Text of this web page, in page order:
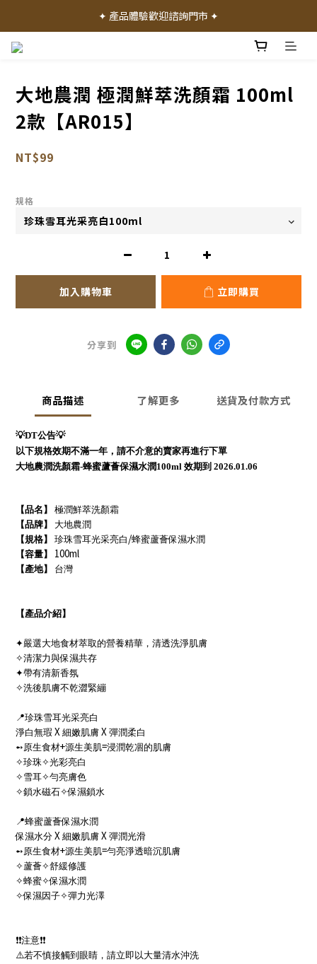
✦ 加入會員就送 50 元購物禮金 ✦
✦ 產品體驗歡迎諮詢門市 ✦
大地農潤 極潤鮮萃洗顏霜 100ml
2款【AR015】
NT$99
規格
加入購物車 立即購買
分享到
商品描述 了解更多 送貨及付款方式
💡DT公告💡
以下規格效期不滿一年，請不介意的賣家再進行下單
大地農潤洗顏霜-蜂蜜蘆薈保濕水潤100ml 效期到 2026.01.06
【品名】 極潤鮮萃洗顏霜
【品牌】 大地農潤
【規格】
珍珠雪耳光采亮白 /蜂蜜蘆薈保濕水潤
【容量】
100ml
【產地】 台灣
【產品介紹】
✦嚴選大地食材萃取的營養精華，清透洗淨肌膚
✧清潔力與保濕共存
✦帶有清新香氛
✧洗後肌膚不乾澀緊繃
📍珍珠雪耳光采亮白
淨白無瑕 X 細嫩肌膚 X 彈潤柔白
➻原生食材+源生美肌=浸潤乾凅的肌膚
✧珍珠✧光彩亮白
✧雪耳✧勻亮膚色
✧鎖水磁石✧保濕鎖水
📍蜂蜜蘆薈保濕水潤
保濕水分 X 細嫩肌膚 X 彈潤光滑
➻原生食材+源生美肌=勻亮淨透暗沉肌膚
✧蘆薈✧舒緩修護
✧蜂蜜✧保濕水潤
✧保濕因子✧彈力光澤
❗❗注意❗❗
⚠若不慎接觸到眼睛，請立即以大量清水沖洗